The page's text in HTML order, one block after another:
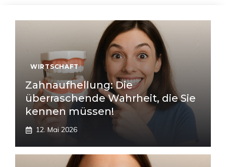
WIRTSCHAFT
Zahnaufhellung: Die
überraschende Wahrheit, die Sie
kennen müssen!
12. Mai 2026